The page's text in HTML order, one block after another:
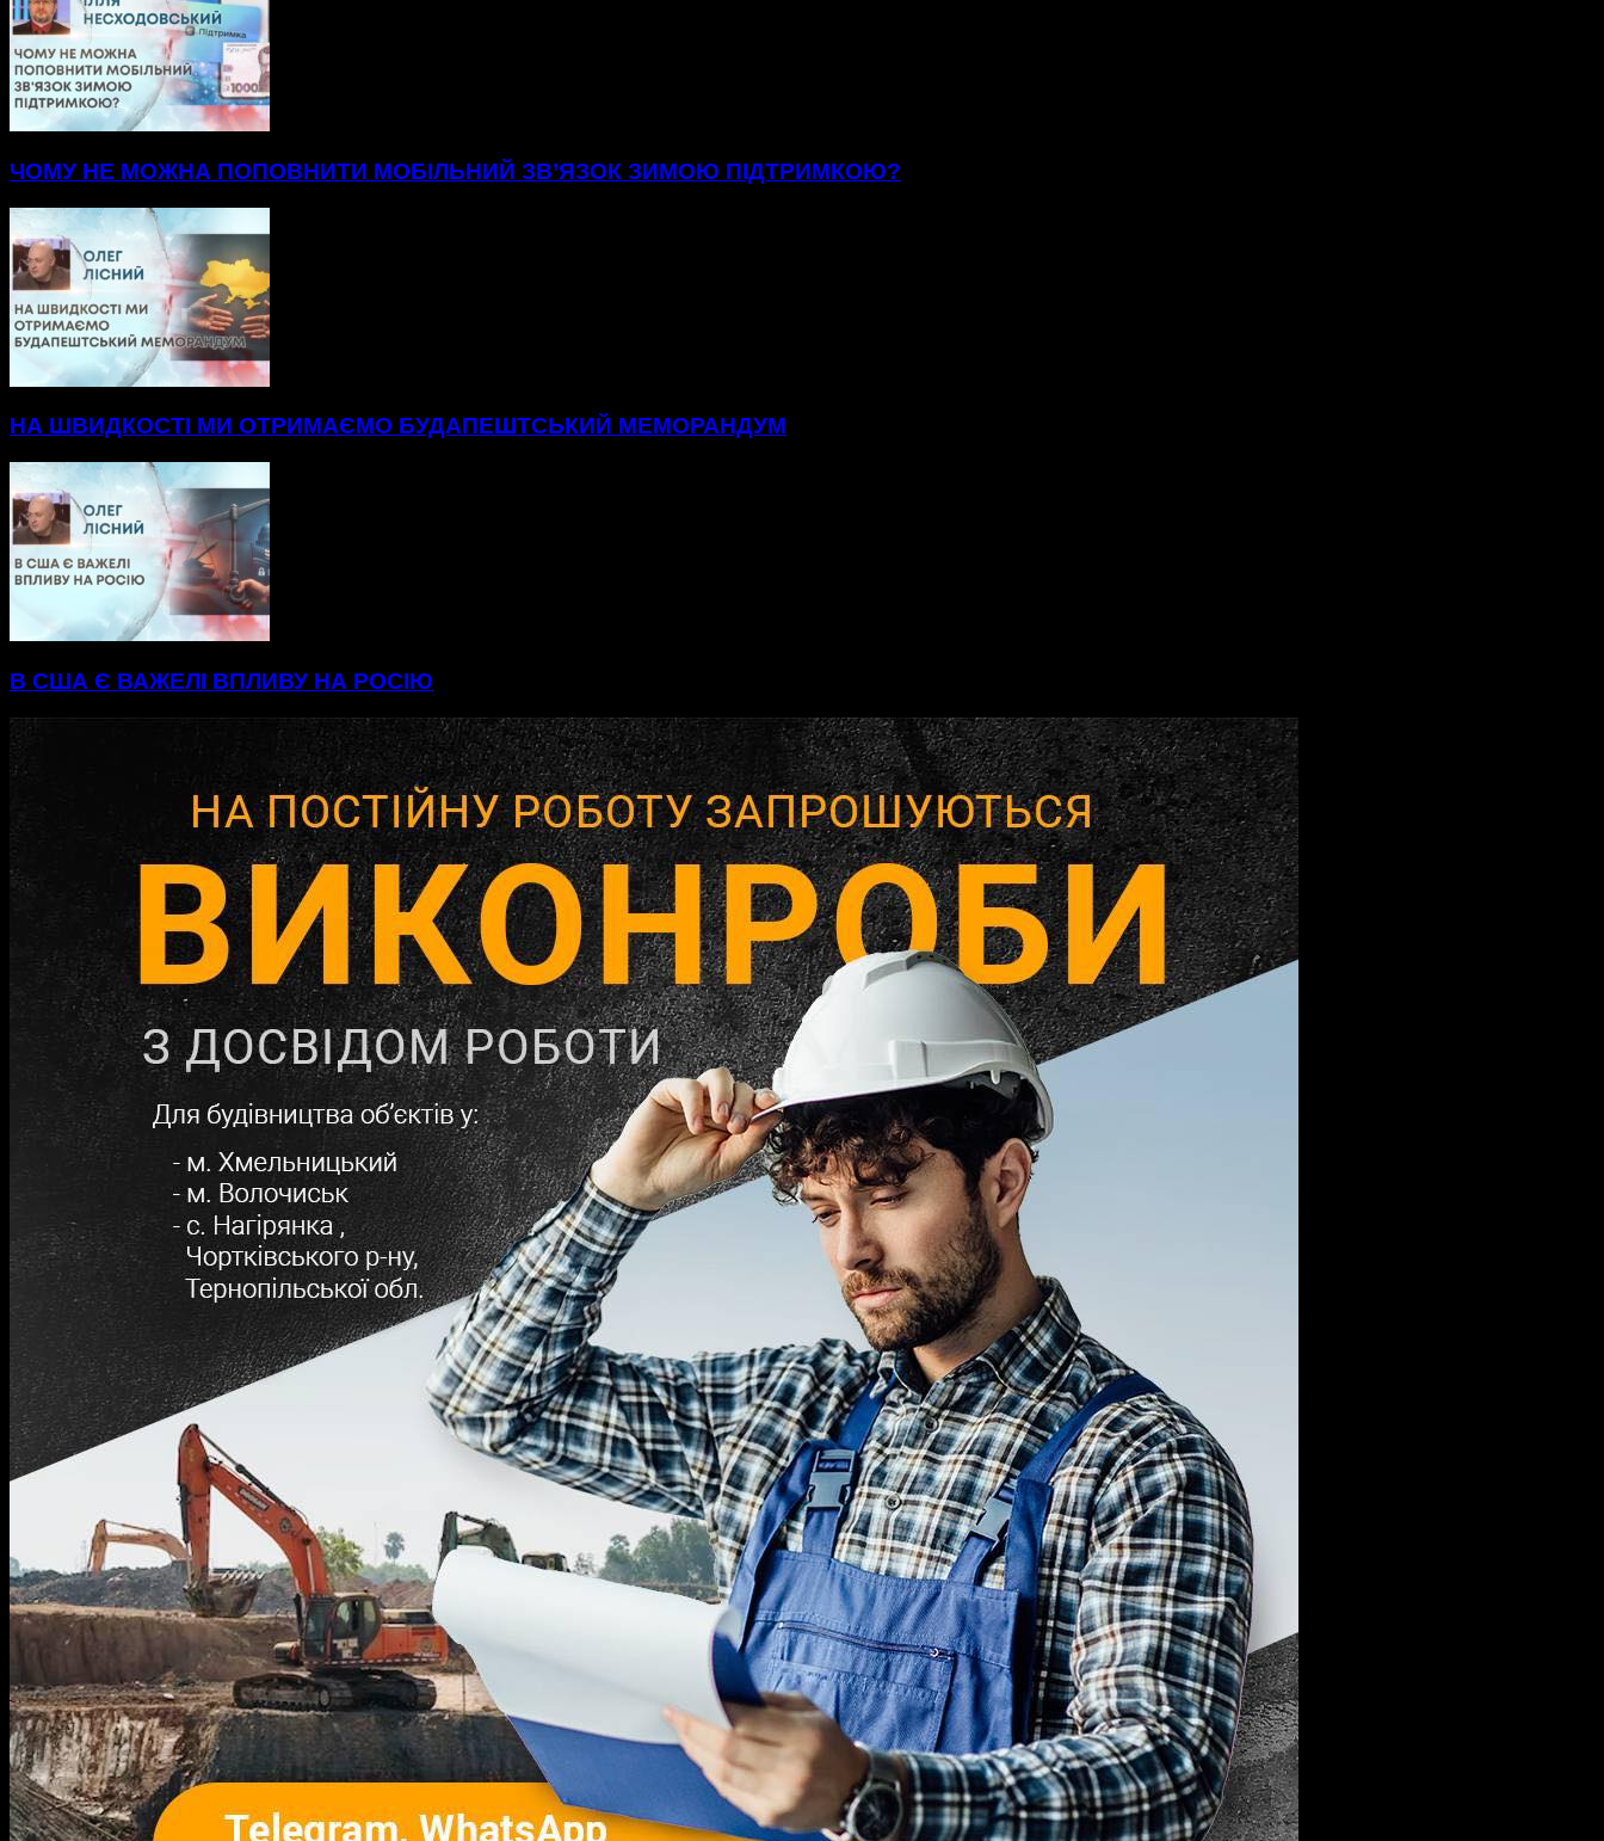
ЧОМУ НЕ МОЖНА ПОПОВНИТИ МОБІЛЬНИЙ ЗВ’ЯЗОК ЗИМОЮ ПІДТРИМКОЮ?
НА ШВИДКОСТІ МИ ОТРИМАЄМО БУДАПЕШТСЬКИЙ МЕМОРАНДУМ
В США Є ВАЖЕЛІ ВПЛИВУ НА РОСІЮ